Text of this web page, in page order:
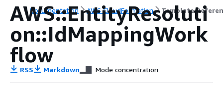
Documentation AWS CloudFormation Template
AWS::EntityResoluti
on::IdMappingWork
flow
RSS Markdown Mode concentration